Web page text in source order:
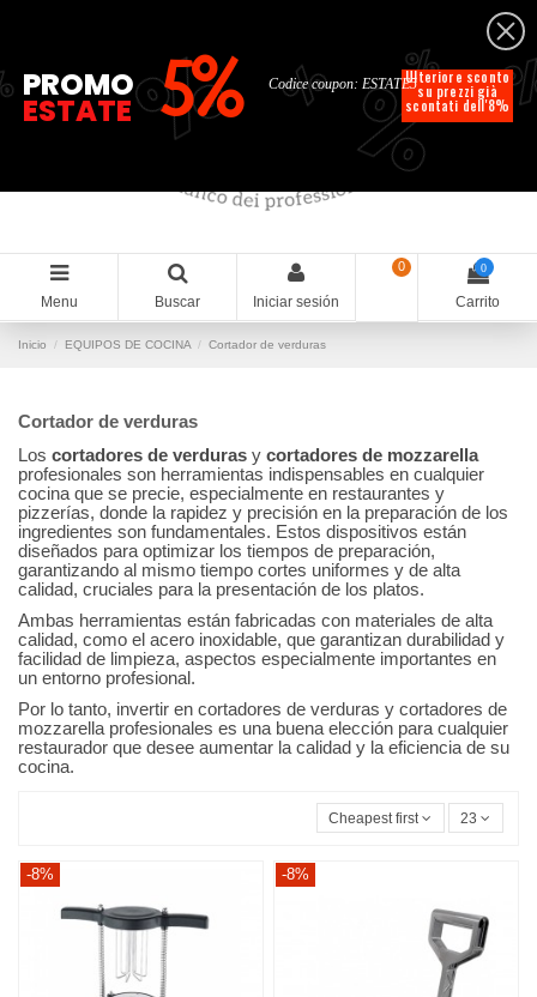
Español
Menu Buscar Iniciar sesión
0 0
Carrito
Inicio EQUIPOS DE COCINA Cortador de verduras
Cortador de verduras
Los cortadores de verduras y cortadores de mozzarella
profesionales son herramientas indispensables en cualquier
cocina que se precie, especialmente en restaurantes y
pizzerías, donde la rapidez y precisión en la preparación de los
ingredientes son fundamentales. Estos dispositivos están
diseñados para optimizar los tiempos de preparación,
garantizando al mismo tiempo cortes uniformes y de alta
calidad, cruciales para la presentación de los platos.
Ambas herramientas están fabricadas con materiales de alta
calidad, como el acero inoxidable, que garantizan durabilidad y
facilidad de limpieza, aspectos especialmente importantes en
un entorno profesional.
Por lo tanto, invertir en cortadores de verduras y cortadores de
mozzarella profesionales es una buena elección para cualquier
restaurador que desee aumentar la calidad y la eficiencia de su
cocina.
Cheapest first 23
-8% -8%
%
% %
% Ulteriore sconto
su prezzi già
scontati dell'8%
Codice coupon: ESTATE5
PROMO
ESTATE 5%